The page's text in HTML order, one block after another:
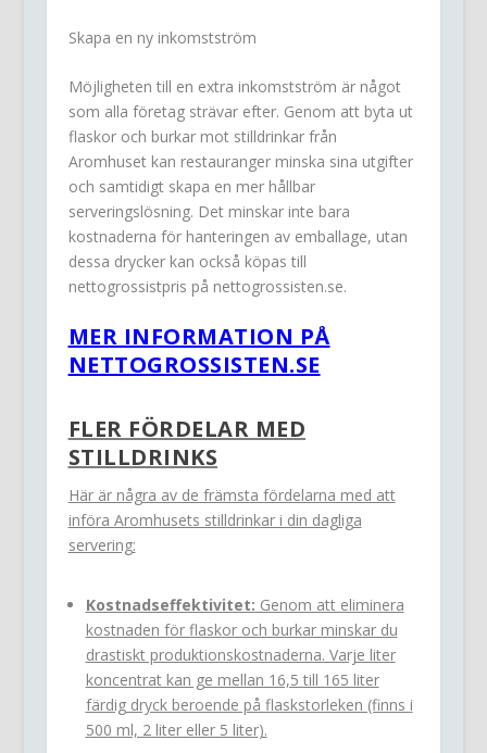
Skapa en ny inkomstström
Möjligheten till en extra inkomstström är något
som alla företag strävar efter. Genom att byta ut
flaskor och burkar mot stilldrinkar från
Aromhuset kan restauranger minska sina utgifter
och samtidigt skapa en mer hållbar
serveringslösning. Det minskar inte bara
kostnaderna för hanteringen av emballage, utan
dessa drycker kan också köpas till
nettogrossistpris på nettogrossisten.se.
MER INFORMATION PÅ
NETTOGROSSISTEN.SE
FLER FÖRDELAR MED
STILLDRINKS
Här är några av de främsta fördelarna med att
införa Aromhusets stilldrinkar i din dagliga
servering:
Kostnadseffektivitet: Genom att eliminera
kostnaden för flaskor och burkar minskar du
drastiskt produktionskostnaderna. Varje liter
koncentrat kan ge mellan 16,5 till 165 liter
färdig dryck beroende på flaskstorleken (finns i
500 ml, 2 liter eller 5 liter).